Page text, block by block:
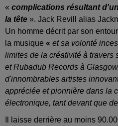
« complications résultant
la tête ». Jack Revill alias
Un homme décrit par son
la musique « et sa volonté
limites de la créativité à travers
et Rubadub Records à
d'innombrables artistes
appréciée et pionnière dans la
électronique, tant devant que
Il laisse derrière au moins